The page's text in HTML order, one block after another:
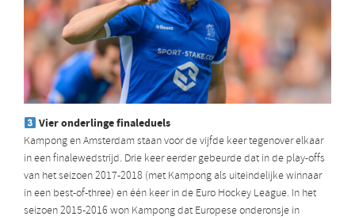
Vier onderlingefinaleduels
Kampong en Amsterdam staan voor de vijfde keer tegenover elkaar
in een finalewedstrijd. Drie keer eerder gebeurde dat in de play-offs
van het seizoen 2017-2018 (met Kampong als uiteindelijke winnaar
in een best-of-three) en één keer in de Euro Hockey League. In het
seizoen 2015-2016 won Kampong dat Europese onderonsje in